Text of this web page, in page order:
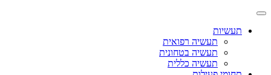
תעשיות
תעשיה רפואית
תעשיה בטחונית
תעשיה כללית